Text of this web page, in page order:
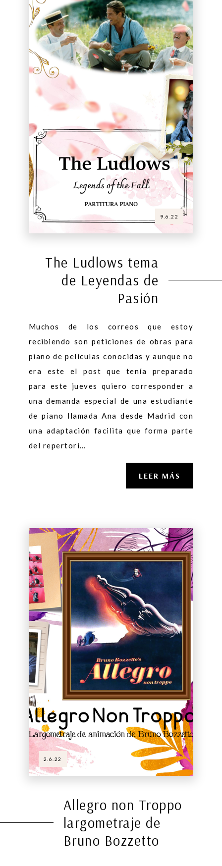
9.6.22
The Ludlows tema
de Leyendas de
Pasión
Muchos de los correos que estoy
recibiendo son peticiones de obras para
piano de películas conocidas y aunque no
era este el post que tenía preparado
para este jueves quiero corresponder a
una demanda especial de una estudiante
de piano llamada Ana desde Madrid con
una adaptación facilita que forma parte
del repertori…
LEER MÁS
2.6.22
Allegro non Troppo
largometraje de
Bruno Bozzetto